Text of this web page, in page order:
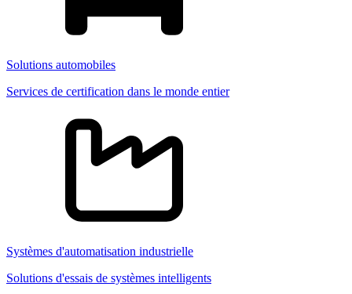
Solutions automobiles
Services de certification dans le monde entier
Systèmes d'automatisation industrielle
Solutions d'essais de systèmes intelligents